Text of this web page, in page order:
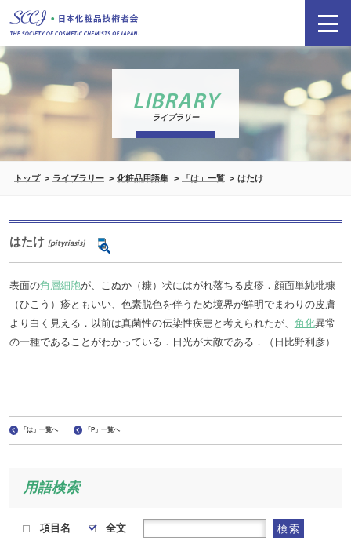
LIBRARY
ライブラリー
トップ ライブラリー 化粧品用語集 「は」一覧 はたけ
はたけ [pityriasis]
表面の角層細胞が、こぬか（糠）状にはがれ落ちる皮疹．顔面単純粃糠
（ひこう）疹ともいい、色素脱色を伴うため境界が鮮明でまわりの皮膚
より白く見える．以前は真菌性の伝染性疾患と考えられたが、 角化異常
の一種であることがわかっている．日光が大敵である．（日比野利彦）
「は」一覧へ 「P」一覧へ
用語検索
項目名 全文 検索